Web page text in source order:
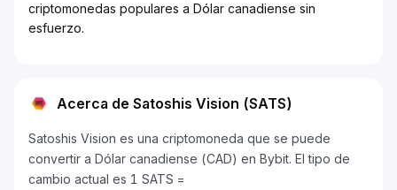
criptomonedas populares a Dólar canadiense sin
esfuerzo.
Acerca de Satoshis Vision (SATS)
Satoshis Vision es una criptomoneda que se puede
convertir a Dólar canadiense (CAD) en Bybit. El tipo de
cambio actual es 1 SATS =